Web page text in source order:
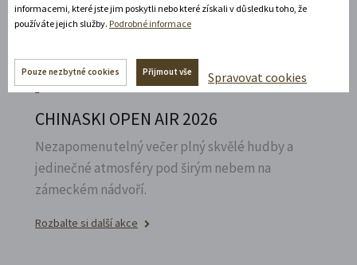
Rozbalte si další akce
15. 8. 2026
CHINASKI OPEN AIR 2026
Nezapomenutelný večer plný skvělé hudby a
jedinečné atmosféry pod širým nebem na
zámeckém nádvoří.
Rozbalte si další akce
informacemi, které jste jim poskytli nebo které získali v důsledku toho, že
používáte jejich služby. Podrobné informace
Pouze nezbytné cookies Přijmout vše Spravovat cookies